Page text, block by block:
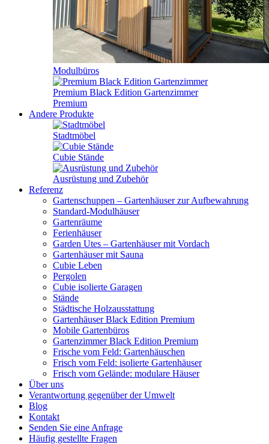
Modulbüros
Premium Black Edition Gartenzimmer
Premium
Andere Produkte
Stadtmöbel
Cubie Stände
Ausrüstung und Zubehör
Referenz
Gartenschuppen – Gartenhäuser zur Aufbewahrung
Standard-Modulhäuser
Gartenräume
Ferienhäuser
Garden Utes – Gartenhäuser mit Vordach
Gartenhäuser mit Sauna
Cubie Leben
Pergolen
Cubie isolierte Garagen
Stände
Städtische Holzausstattung
Gartenhäuser Black Edition Premium
Mobile Gartenbüros
Gartenzimmer Black Edition Premium
Frische vom Feld: Gartenhäuschen
Frisch vom Feld: isolierte Gartenhäuser
Frisch vom Gelände: modulare Häuser
Über uns
Verantwortung gegenüber der Umwelt
Blog
Kontakt
Senden Sie eine Anfrage
Häufig gestellte Fragen